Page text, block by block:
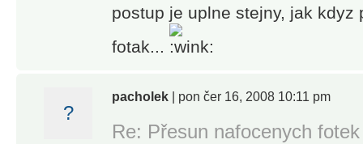
postup je uplne stejny, jak kdyz
fotak...
?
pacholek | pon čer 16, 2008 10:11 pm
Re: Přesun nafocenych